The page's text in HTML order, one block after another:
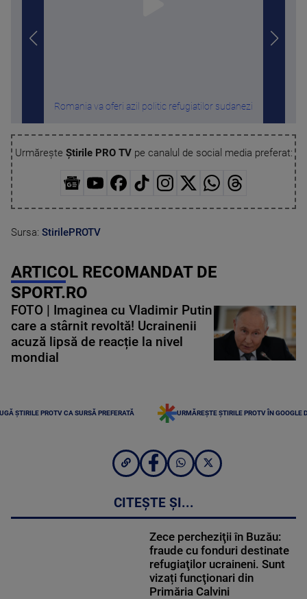
Romania va oferi azil politic refugiatilor sudanezi
Urmărește Știrile PRO TVpe canalul de social media preferat:
Sursa: StirilePROTV
ARTICOL RECOMANDAT DE
SPORT.RO
FOTO | Imaginea cu Vladimir Putin
care a stârnit revoltă! Ucrainenii
acuză lipsă de reacție la nivel
mondial
ȘTIRILE PROTV CA SURSĂ PREFERATĂ URMĂREȘTE ȘTIRILE PROTV ÎN GOOGLE
CITEȘTE ȘI...
Zece percheziţii în Buzău:
fraude cu fonduri destinate
refugiaţilor ucraineni. Sunt
vizați funcţionari din
Primăria Calvini